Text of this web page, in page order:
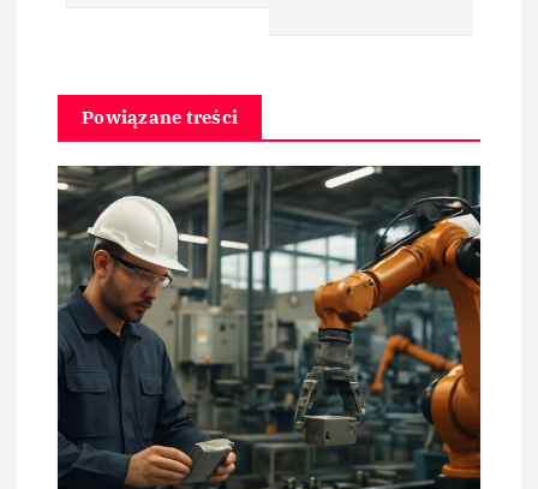
c
a
w
p
s
Powiązane treści